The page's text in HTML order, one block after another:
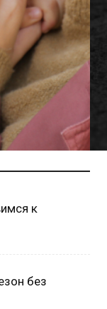
к
без